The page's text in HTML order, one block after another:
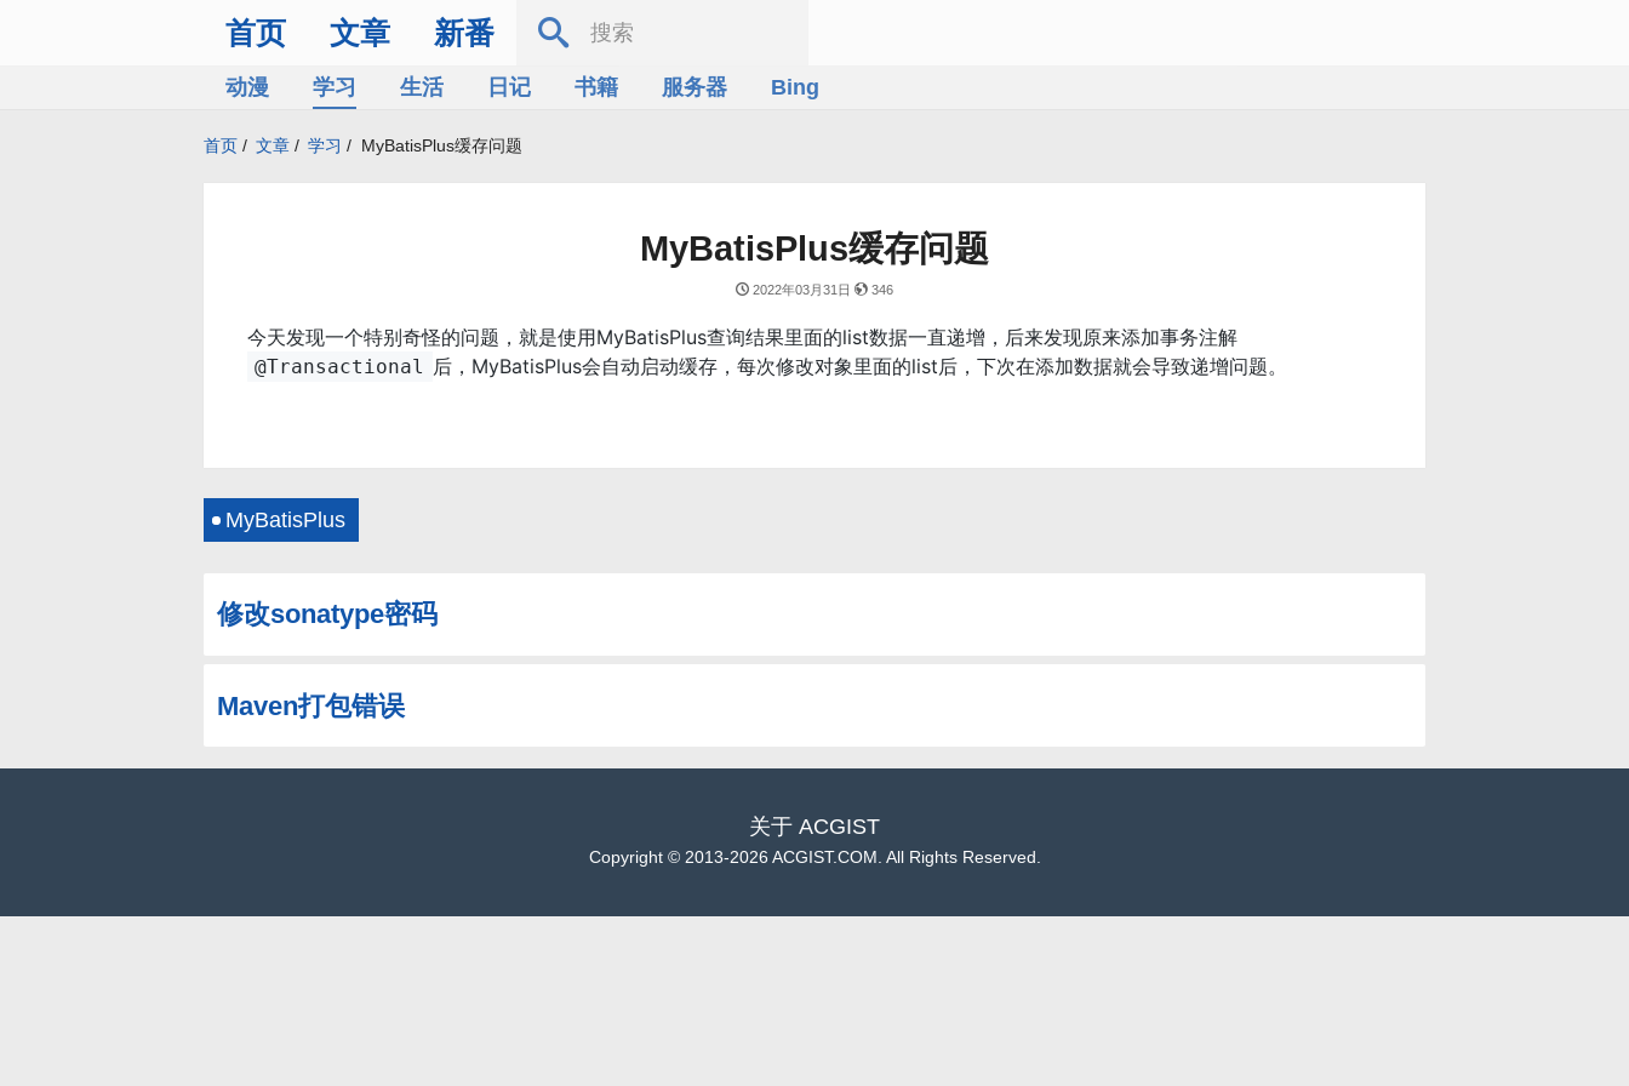
首页 文章 新番
动漫 学习 生活 日记 书籍 服务器 Bing
首页 / 文章 / 学习 / MyBatisPlus缓存问题
MyBatisPlus缓存问题
2022年03月31日 346
今天发现一个特别奇怪的问题，就是使用MyBatisPlus查询结果里面的list数据一直递增，后来发现原来添加事务注解
@Transactional 后，MyBatisPlus会自动启动缓存，每次修改对象里面的list后，下次在添加数据就会导致递增问题。
MyBatisPlus
修改sonatype密码
Maven打包错误
关于 ACGIST
Copyright ©2013-2026 ACGIST.COM. All Rights Reserved.